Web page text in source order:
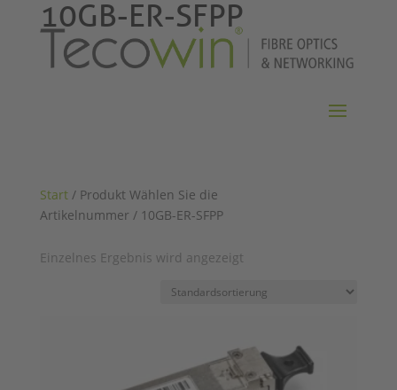
Start/ Produkt Wählen Sie die
Artikelnummer / 10GB-ER-SFPP
10GB-ER-SFPP
Einzelnes Ergebnis wird angezeigt